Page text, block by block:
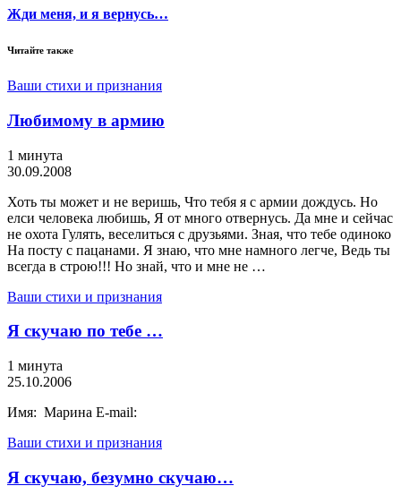
Жди меня, и я вернусь…
Читайте также
Ваши стихи и признания
Любимому в армию
1 минута
30.09.2008
Хоть ты может и не веришь, Что тебя я с армии дождусь. Но
елси человека любишь, Я от много отвернусь. Да мне и сейчас
не охота Гулять, веселиться с друзьями. Зная, что тебе одиноко
На посту с пацанами. Я знаю, что мне намного легче, Ведь ты
всегда в строю!!! Но знай, что и мне не …
Ваши стихи и признания
Я скучаю по тебе …
1 минута
25.10.2006
Имя: Марина E-mail:
Ваши стихи и признания
Я скучаю, безумно скучаю…